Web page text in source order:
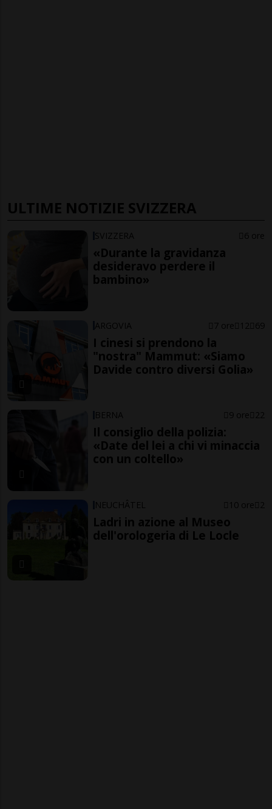
ULTIME NOTIZIE SVIZZERA
SVIZZERA 6 ore
«Durante la gravidanza
desideravo perdere il
bambino»
ARGOVIA 7 ore 12 69
I cinesi si prendono la
"nostra" Mammut: «Siamo
Davide contro diversi Golia»
BERNA 9 ore 22
Il consiglio della polizia:
«Date del lei a chi vi minaccia
con un coltello»
NEUCHÂTEL 10 ore 2
Ladri in azione al Museo
dell'orologeria di Le Locle